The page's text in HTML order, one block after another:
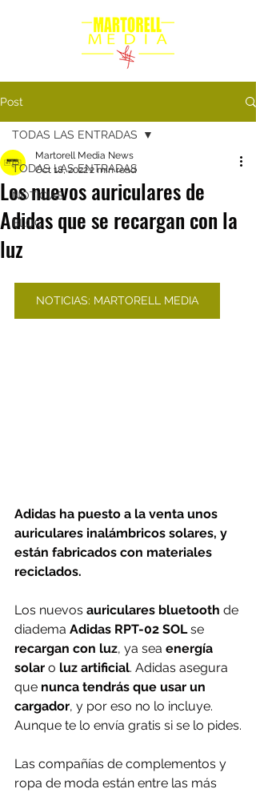
Post
TODAS LAS ENTRADAS
NOTICIAS
BLOG
TODAS LAS ENTRADAS
Los nuevos auriculares de
Adidas que se recargan con la
luz
Martorell Media News
Oct 18, 20222 min read
NOTICIAS: MARTORELL MEDIA
Adidas ha puesto a la venta unos
auriculares inalámbricos solares, y
están fabricados con materiales
reciclados.
Los nuevos auriculares bluetooth de
diadema Adidas RPT-02 SOL se
recargan con luz, ya sea energía
solar o luz artificial. Adidas asegura
que nunca tendrás que usar un
cargador, y por eso no lo incluye.
Aunque te lo envía gratis si se lo pides.
Las compañías de complementos y
ropa de moda están entre las más